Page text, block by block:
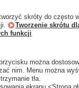
skróty do często
Tworzenie skrótu
funkcji
można
nim. Menu można
tła.